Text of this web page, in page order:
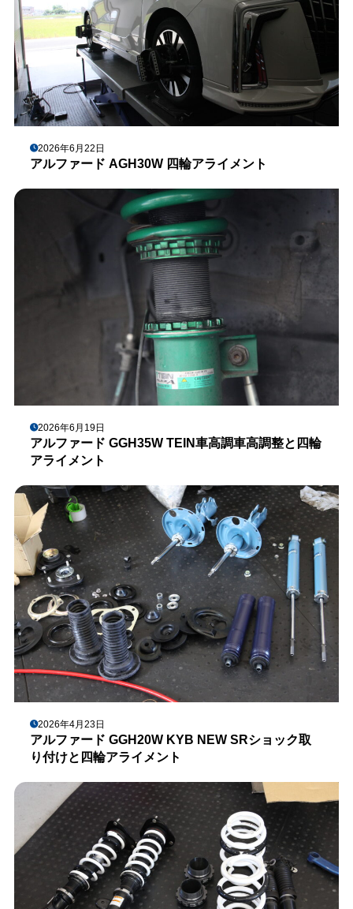
2026年6月22日
アルファード AGH30W 四輪アライメント
2026年6月19日
アルファード GGH35W TEIN車高調車高調整と四輪
アライメント
2026年4月23日
アルファード GGH20W KYB NEW SRショック取
り付けと四輪アライメント